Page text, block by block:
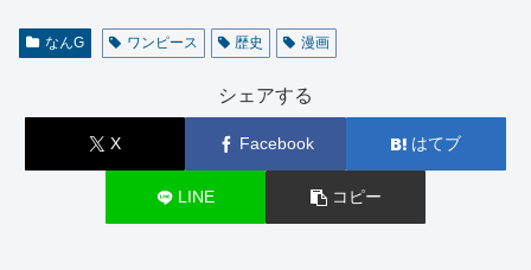
なんG ワンピース 歴史 漫画
シェアする
X Facebook はてブ
LINE コピー